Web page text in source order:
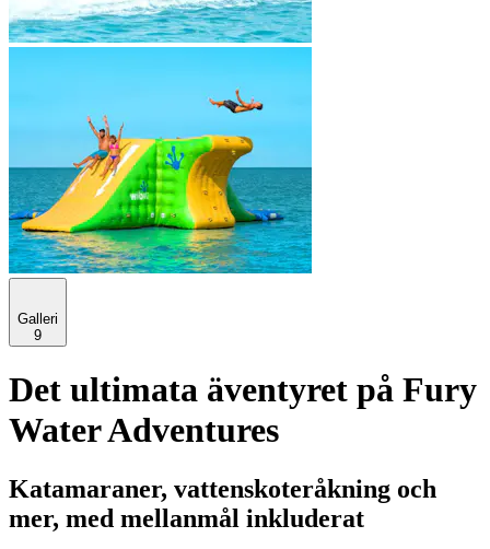
Galleri
9
Det ultimata äventyret på Fury
Water Adventures
Katamaraner, vattenskoteråkning och
mer, med mellanmål inkluderat